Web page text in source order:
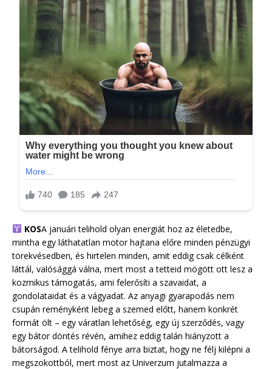
KOSA januári telihold olyan energiát hoz az életedbe,
mintha egy láthatatlan motor hajtana előre minden pénzügyi
törekvésedben, és hirtelen minden, amit eddig csak célként
láttál, valósággá válna, mert most a tetteid mögött ott lesz a
kozmikus támogatás, ami felerősíti a szavaidat, a
gondolataidat és a vágyadat. Az anyagi gyarapodás nem
csupán reményként lebeg a szemed előtt, hanem konkrét
formát ölt – egy váratlan lehetőség, egy új szerződés, vagy
egy bátor döntés révén, amihez eddig talán hiányzott a
bátorságod. A telihold fénye arra biztat, hogy ne félj kilépni a
megszokottból, mert most az Univerzum jutalmazza a